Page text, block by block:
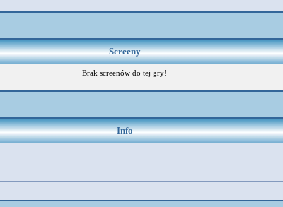
Screeny
Brak screenów do tej gry!
Info